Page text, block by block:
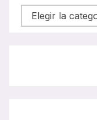
Categorías